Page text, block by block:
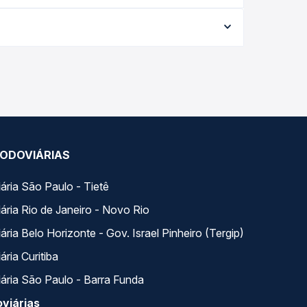
e garante a melhor oferta para o seu roteiro.
São Paulo - Tietê
Rio de Janeiro - Novo Rio
Belo Horizonte - Gov. Israel Pinheiro (Tergip)
Curitiba
São Paulo - Barra Funda